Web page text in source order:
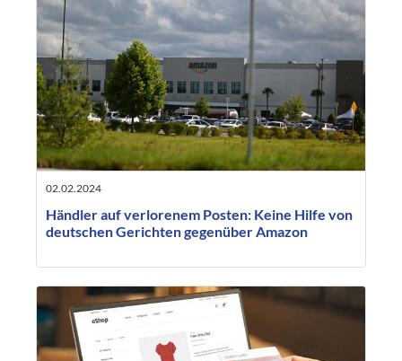
02.02.2024
Händler auf verlorenem Posten: Keine Hilfe von
deutschen Gerichten gegenüber Amazon